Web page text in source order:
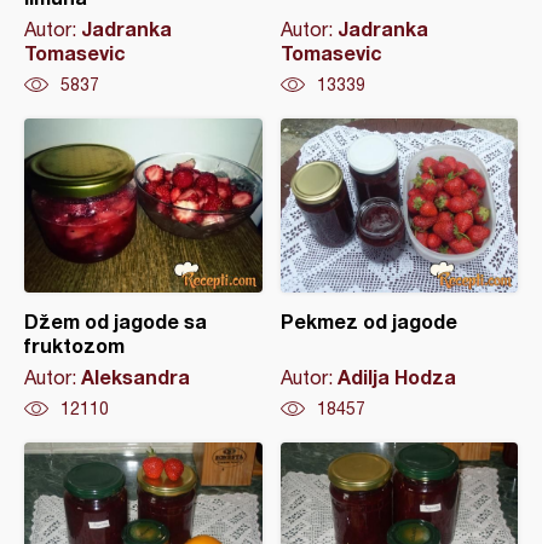
Autor: Jadranka
Tomasevic
5837
Autor: Jadranka
Tomasevic
13339
Džem od jagode sa
fruktozom
Autor: Aleksandra
12110
Pekmez od jagode
Autor: Adilja Hodza
18457